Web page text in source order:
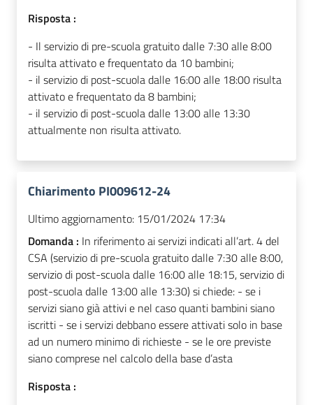
Risposta :
- Il servizio di pre-scuola gratuito dalle 7:30 alle 8:00
risulta attivato e frequentato da 10 bambini;
- il servizio di post-scuola dalle 16:00 alle 18:00 risulta
attivato e frequentato da 8 bambini;
- il servizio di post-scuola dalle 13:00 alle 13:30
attualmente non risulta attivato.
Chiarimento PI009612-24
Ultimo aggiornamento: 15/01/2024 17:34
Domanda : In riferimento ai servizi indicati all’art. 4 del
CSA (servizio di pre-scuola gratuito dalle 7:30 alle 8:00,
servizio di post-scuola dalle 16:00 alle 18:15, servizio di
post-scuola dalle 13:00 alle 13:30) si chiede: - se i
servizi siano già attivi e nel caso quanti bambini siano
iscritti - se i servizi debbano essere attivati solo in base
ad un numero minimo di richieste - se le ore previste
siano comprese nel calcolo della base d’asta
Risposta :